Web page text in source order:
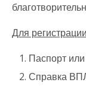
Для
Паспорт или
Справка